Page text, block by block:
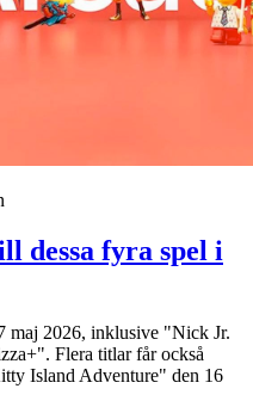
dessa fyra spel i
maj 2026, inklusive "Nick Jr.
Flera titlar får också
Island Adventure" den 16